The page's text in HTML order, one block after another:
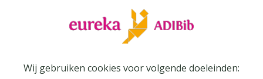
in je talent'
en lees meer over thema's als redelijke
Wij gebruiken cookies voor volgende doeleinden: